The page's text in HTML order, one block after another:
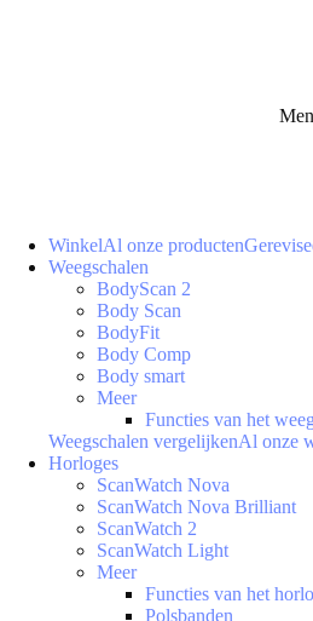
WinkelAl onze producten
Weegschalen
BodyScan 2
Body Scan
BodyFit
Body Comp
Body smart
Meer
Functies van het
Weegschalen vergelijkenAl onze
Horloges
ScanWatch Nova
ScanWatch Nova Brilliant
ScanWatch 2
ScanWatch Light
Meer
Functies van het
Polsbanden